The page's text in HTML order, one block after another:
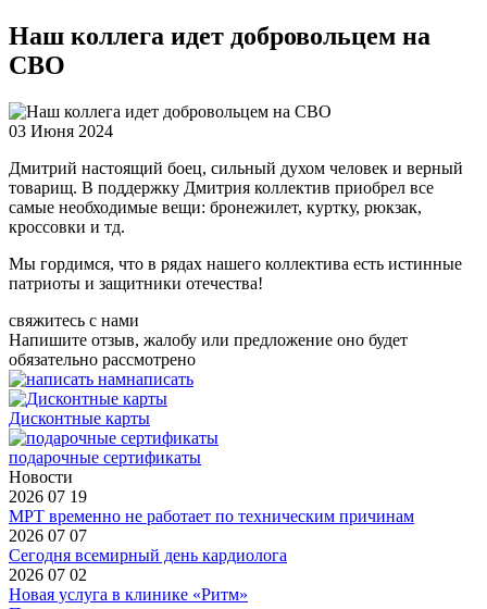
Наш коллега идет добровольцем на
СВО
03 Июня 2024
Дмитрий настоящий боец, сильный духом человек и верный
товарищ. В поддержку Дмитрия коллектив приобрел все
самые необходимые вещи: бронежилет, куртку, рюкзак,
кроссовки и тд.
Мы гордимся, что в рядах нашего коллектива есть истинные
патриоты и защитники отечества!
свяжитесь с нами
Напишите отзыв, жалобу или предложение оно будет
обязательно рассмотрено
написать
Дисконтные карты
подарочные сертификаты
Новости
2026 07 19
МРТ временно не работает по техническим причинам
2026 07 07
Сегодня всемирный день кардиолога
2026 07 02
Новая услуга в клинике «Ритм»